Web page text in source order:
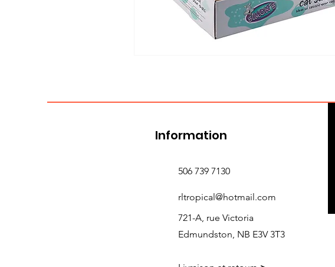
Information
506 739 7130
rltropical@hotmail.com
721-A, rue Victoria
Edmundston, NB E3V 3T3